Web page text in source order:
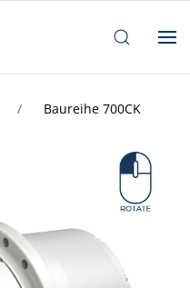
Baureihe 700CK